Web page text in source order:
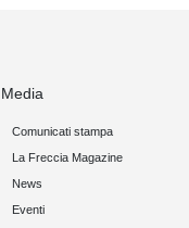
Media
Comunicati stampa
La Freccia Magazine
News
Eventi